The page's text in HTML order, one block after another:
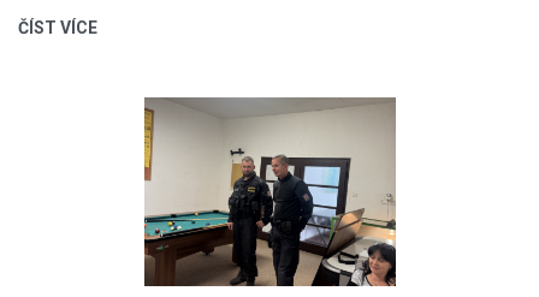
ČÍST VÍCE